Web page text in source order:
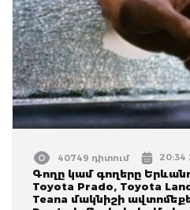
40749 դիտում 20:34
Գողը կամ գողերը
Toyota Prado, Toyota
Teana մակնիշի